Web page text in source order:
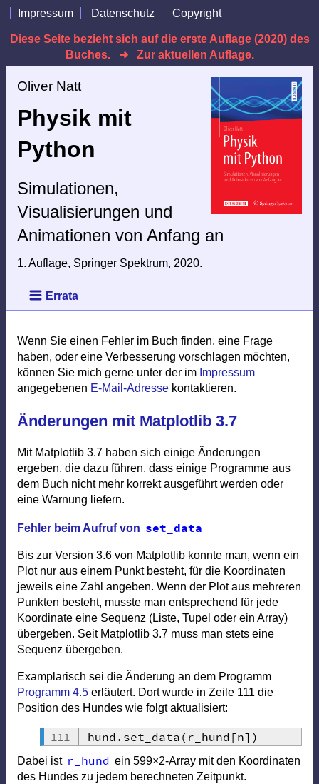
Impressum Datenschutz Copyright
Diese Seite bezieht sich auf die erste Auflage (2020) des
Buches. ➜ Zur aktuellen Auflage.
Oliver Natt
Physik mit
Python
Simulationen,
Visualisierungen und
Animationen von Anfang an
1. Auflage, Springer Spektrum, 2020.
Errata
Inhalt
Programme
Fragen
Errata
Wenn Sie einen Fehler im Buch finden, eine Frage
haben, oder eine Verbesserung vorschlagen möchten,
können Sie mich gerne unter der im Impressum
angegebenen E-Mail-Adresse kontaktieren.
Änderungen mit Matplotlib 3.7
Mit Matplotlib 3.7 haben sich einige Änderungen
ergeben, die dazu führen, dass einige Programme aus
dem Buch nicht mehr korrekt ausgeführt werden oder
eine Warnung liefern.
Fehler beim Aufruf von set_data
Bis zur Version 3.6 von Matplotlib konnte man, wenn ein
Plot nur aus einem Punkt besteht, für die Koordinaten
jeweils eine Zahl angeben. Wenn der Plot aus mehreren
Punkten besteht, musste man entsprechend für jede
Koordinate eine Sequenz (Liste, Tupel oder ein Array)
übergeben. Seit Matplotlib 3.7 muss man stets eine
Sequenz übergeben.
Examplarisch sei die Änderung an dem Programm
Programm 4.5 erläutert. Dort wurde in Zeile 111 die
Position des Hundes wie folgt aktualisiert:
hund . set_data ( r_hund [n] )
Dabei ist r_hund ein 599×2-Array mit den Koordinaten
des Hundes zu jedem berechneten Zeitpunkt.